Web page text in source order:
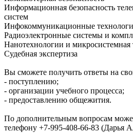
Информационная безопасность
систем
Инфокоммуникационные
Радиоэлектронные системы и
Нанотехнологии и микросистемная
Судебная экспертиза
Вы сможете получить ответы на
- поступлению;
- организации учебного процесса;
- предоставлению общежития.
По дополнительным вопросам
телефону +7-995-408-66-83 (Дарья